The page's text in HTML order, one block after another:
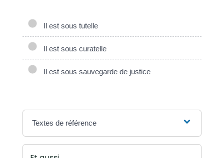
Il est sous tutelle
Il est sous curatelle
Il est sous sauvegarde de justice
Textes de référence